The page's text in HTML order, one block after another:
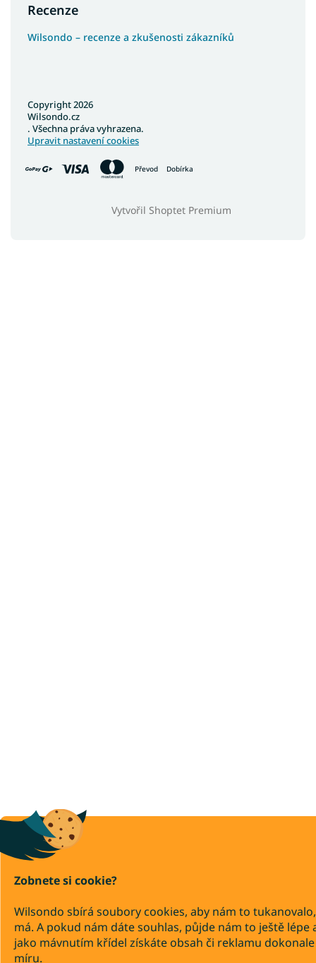
Zobnete si cookie?
Wilsondo sbírá soubory cookies, aby nám to
má. A pokud nám dáte souhlas, půjde nám to ještě lépe
jako mávnutím křídel získáte obsah či reklamu
míru.
Recenze
Wilsondo – recenze a zkušenosti zákazníků
Převod Dobírka
Vytvořil Shoptet Premium
Copyright 2026
Wilsondo.cz
. Všechna práva vyhrazena.
Upravit nastavení cookies